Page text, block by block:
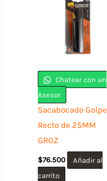
Chatear con un
Asesor
Sacabocado Golpe
Recto de 25MM
GROZ
$76.500
Añadir al
carrito